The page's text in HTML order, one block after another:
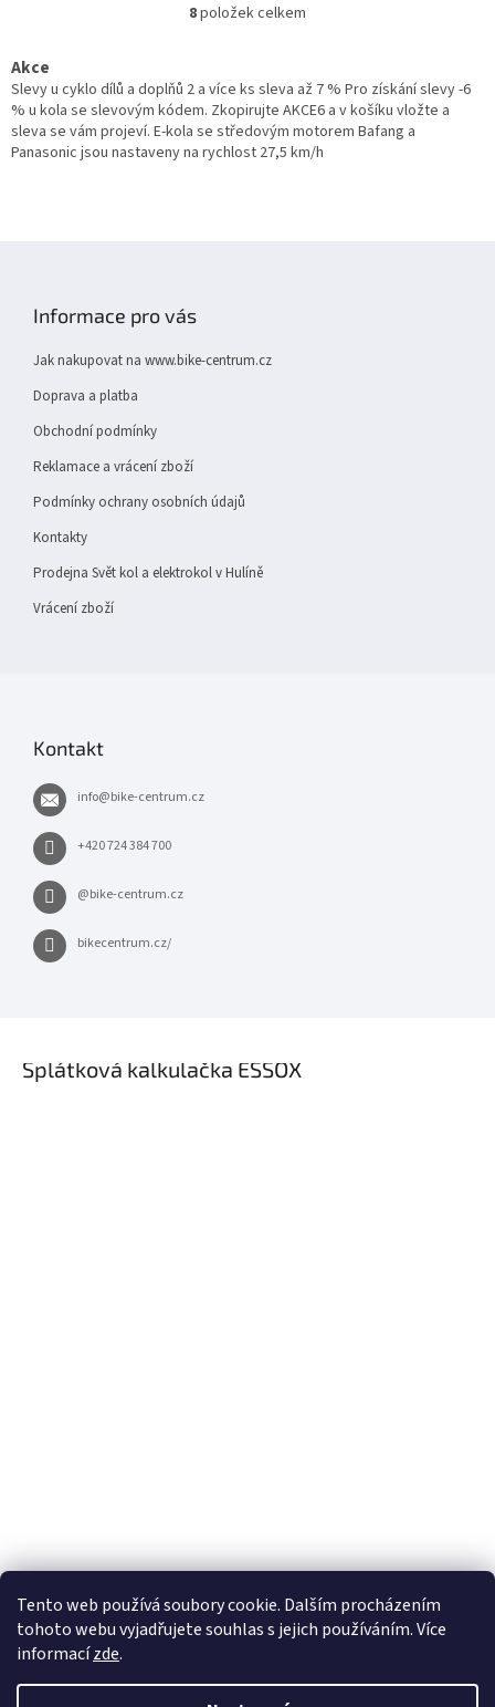
Tento web používá soubory cookie. Dalším procházením
tohoto webu vyjadřujete souhlas s jejich používáním. Více
informacízde.
O
á
d
a
c
i
8položek celkem
Akce
Slevy u cyklo dílů a doplňů 2 a více ks sleva až 7 % Pro získání slevy -6
% u kola se slevovým kódem. Zkopirujte AKCE6 a v košíku vložte a
sleva se vám projeví. E-kola se středovým motorem Bafang a
Panasonic jsou nastaveny na rychlost 27,5 km/h
Informace pro vás
Jak nakupovat na www.bike-centrum.cz
Doprava a platba
Obchodní podmínky
Reklamace a vrácení zboží
Podmínky ochrany osobních údajů
Kontakty
Prodejna Svět kol a elektrokol v Hulíně
Vrácení zboží
Kontakt
info@bike-centrum.cz
+420 724 384 700
@bike-centrum.cz
bikecentrum.cz/
Splátková kalkulačka ESSOX